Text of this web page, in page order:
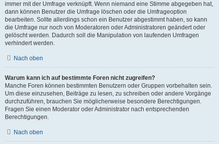
immer mit der Umfrage verknüpft. Wenn niemand eine Stimme abgegeben hat,
dann können Benutzer die Umfrage löschen oder die Umfrageoption
bearbeiten. Sollte allerdings schon ein Benutzer abgestimmt haben, so kann
die Umfrage nur noch von Moderatoren oder Administratoren geändert oder
gelöscht werden. Dadurch soll die Manipulation von laufenden Umfragen
verhindert werden.
Nach oben
Warum kann ich auf bestimmte Foren nicht zugreifen?
Manche Foren können bestimmten Benutzern oder Gruppen vorbehalten sein.
Um diese einzusehen, Beiträge zu lesen, zu schreiben oder andere Vorgänge
durchzuführen, brauchen Sie möglicherweise besondere Berechtigungen.
Fragen Sie einen Moderator oder Administrator nach entsprechenden
Berechtigungen.
Nach oben